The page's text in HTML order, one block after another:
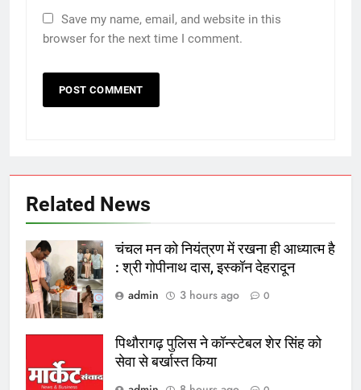
Save my name, email, and website in this
browser for the next time I comment.
Related News
चंचल मन को नियंत्रण में रखना ही आध्यात्म है
: श्री गोपीनाथ दास, इस्कॉन देहरादून
admin
3 hours ago 0
पिथौरागढ़ पुलिस ने कॉन्स्टेबल शेर सिंह को
सेवा से बर्खास्त किया